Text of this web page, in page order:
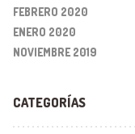
FEBRERO 2020
ENERO 2020
NOVIEMBRE 2019
CATEGORÍAS